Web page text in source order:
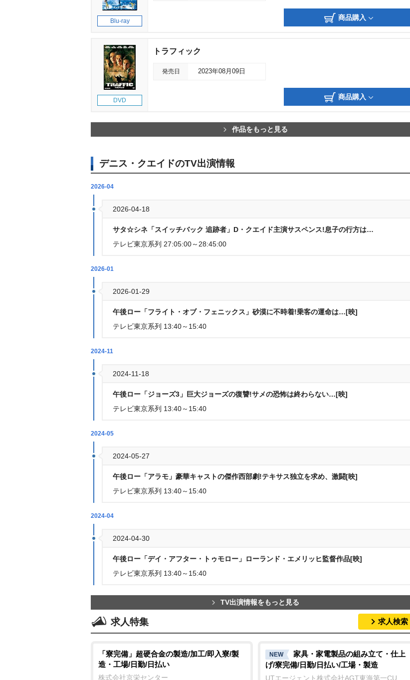
Blu-ray 商品購入
DVD
トラフィック
発売日 2023年08月09日
商品購入
作品をもっと見る
デニス・クエイドのTV出演情報
2026-04
2026-04-18
サタ☆シネ「スイッチバック 追跡者」D・クエイド主演サスペンス!息子の行方は…
テレビ東京系列 27:05:00～28:45:00
2026-01
2026-01-29
午後ロー「フライト・オブ・フェニックス」砂漠に不時着!乗客の運命は…[映]
テレビ東京系列 13:40～15:40
2024-11
2024-11-18
午後ロー「ジョーズ3」巨大ジョーズの復讐!サメの恐怖は終わらない…[映]
テレビ東京系列 13:40～15:40
2024-05
2024-05-27
午後ロー「アラモ」豪華キャストの傑作西部劇!テキサス独立を求め、激闘[映]
テレビ東京系列 13:40～15:40
2024-04
2024-04-30
午後ロー「デイ・アフター・トゥモロー」ローランド・エメリッヒ監督作品[映]
テレビ東京系列 13:40～15:40
TV出演情報をもっと見る
求人特集 求人検索
「寮完備」超硬合金の製造/加工/即入寮/製
造・工場/日勤/日払い
株式会社京栄センター
NEW
家具・家電製品の組み立て・仕上
げ/寮完備/日勤/日払い/工場・製造
UTエージェント株式会社AGT東海第一CU